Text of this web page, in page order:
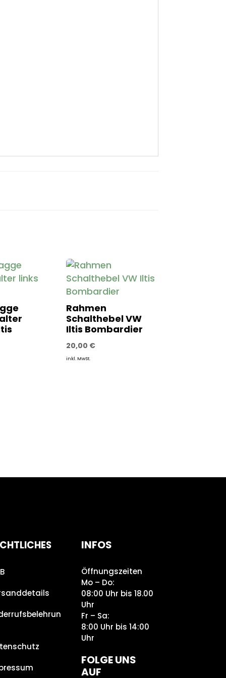
Rahmen
Schalthebel VW
Iltis Bombardier
20,00 €
inkl. MwSt.
INFOS
Öffnungszeiten
Mo – Do:
08:00 Uhr bis 18.00
Uhr
Fr – Sa:
8:00 Uhr bis 14:00
Uhr
FOLGE UNS
AUF